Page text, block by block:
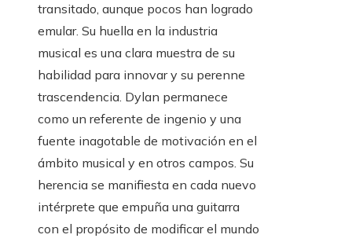
transitado, aunque pocos han logrado
emular. Su huella en la industria
musical es una clara muestra de su
habilidad para innovar y su perenne
trascendencia. Dylan permanece
como un referente de ingenio y una
fuente inagotable de motivación en el
ámbito musical y en otros campos. Su
herencia se manifiesta en cada nuevo
intérprete que empuña una guitarra
con el propósito de modificar el mundo